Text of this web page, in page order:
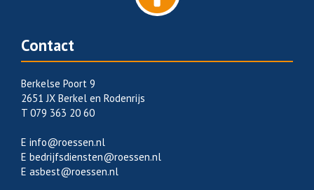
Contact
Berkelse Poort 9
2651 JX Berkel en Rodenrijs
T 079 363 20 60
E info@roessen.nl
E bedrijfsdiensten@roessen.nl
E asbest@roessen.nl